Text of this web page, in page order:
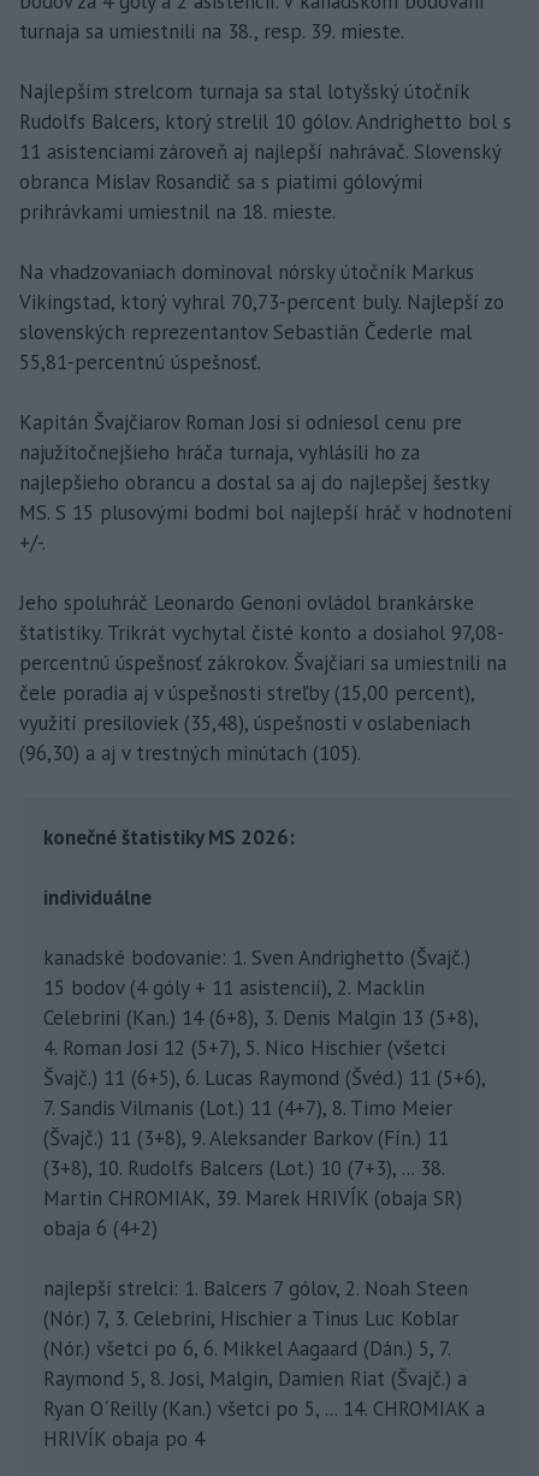
turnaja sa umiestnili na 38., resp. 39. mieste.
Najlepším strelcom turnaja sa stal lotyšský útočník
Rudolfs Balcers, ktorý strelil 10 gólov. Andrighetto bol s
11 asistenciami zároveň aj najlepší nahrávač. Slovenský
obranca Mislav Rosandič sa s piatimi gólovými
prihrávkami umiestnil na 18. mieste.
Na vhadzovaniach dominoval nórsky útočník Markus
Vikingstad, ktorý vyhral 70,73-percent buly. Najlepší zo
slovenských reprezentantov Sebastián Čederle mal
55,81-percentnú úspešnosť.
Kapitán Švajčiarov Roman Josi si odniesol cenu pre
najužitočnejšieho hráča turnaja, vyhlásili ho za
najlepšieho obrancu a dostal sa aj do najlepšej šestky
MS. S 15 plusovými bodmi bol najlepší hráč v hodnotení
+/-.
Jeho spoluhráč Leonardo Genoni ovládol brankárske
štatistiky. Trikrát vychytal čisté konto a dosiahol 97,08-
percentnú úspešnosť zákrokov. Švajčiari sa umiestnili na
čele poradia aj v úspešnosti streľby (15,00 percent),
využití presiloviek (35,48), úspešnosti v oslabeniach
(96,30) a aj v trestných minútach (105).
konečné štatistiky MS 2026:
individuálne
kanadské bodovanie: 1. Sven Andrighetto (Švajč.)
15 bodov (4 góly + 11 asistencií), 2. Macklin
Celebrini (Kan.) 14 (6+8), 3. Denis Malgin 13 (5+8),
4. Roman Josi 12 (5+7), 5. Nico Hischier (všetci
Švajč.) 11 (6+5), 6. Lucas Raymond (Švéd.) 11 (5+6),
7. Sandis Vilmanis (Lot.) 11 (4+7), 8. Timo Meier
(Švajč.) 11 (3+8), 9. Aleksander Barkov (Fín.) 11
(3+8), 10. Rudolfs Balcers (Lot.) 10 (7+3), ... 38.
Martin CHROMIAK, 39. Marek HRIVÍK (obaja SR)
obaja 6 (4+2)
najlepší strelci: 1. Balcers 7 gólov, 2. Noah Steen
(Nór.) 7, 3. Celebrini, Hischier a Tinus Luc Koblar
(Nór.) všetci po 6, 6. Mikkel Aagaard (Dán.) 5, 7.
Raymond 5, 8. Josi, Malgin, Damien Riat (Švajč.) a
Ryan O´Reilly (Kan.) všetci po 5, ... 14. CHROMIAK a
HRIVÍK obaja po 4